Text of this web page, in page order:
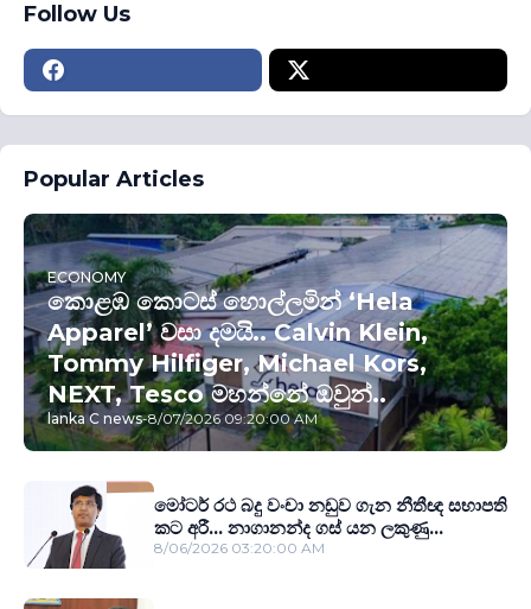
Follow Us
Popular Articles
ECONOMY
කොළඹ කොටස් හොල්ලමින් ‘Hela
Apparel’ වසා දමයි.. Calvin Klein,
Tommy Hilfiger, Michael Kors,
NEXT, Tesco මහන්නේ ඔවුන්..
lanka C news-8/07/2026 09:20:00 AM
මෝටර් රථ බදු වංචා නඩුව ගැන නීතීඥ සභාපති
කට අරී... නාගානන්ද ගස් යන ලකුණු...
8/06/2026 03:20:00 AM